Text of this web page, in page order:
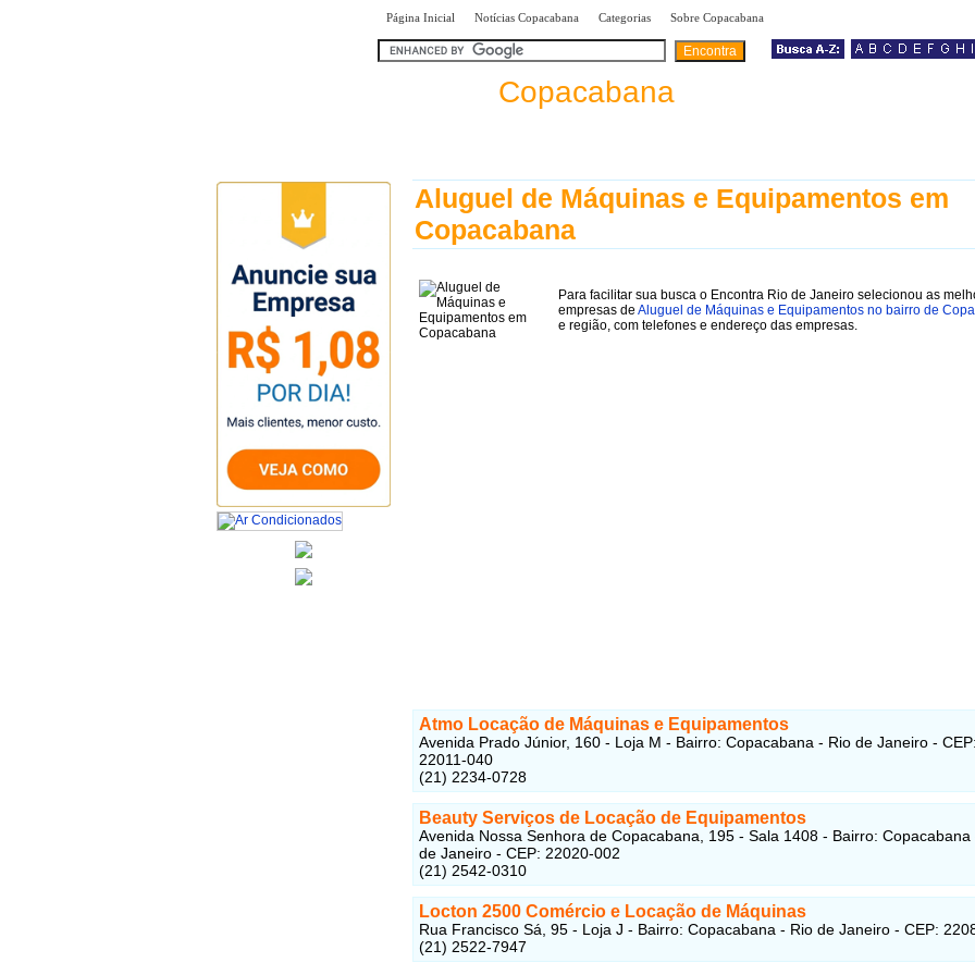
Página Inicial Notícias Copacabana Categorias Sobre Copacabana
Copacabana
Aluguel de Máquinas e Equipamentos em
Copacabana
Para facilitar sua busca o Encontra Rio de Janeiro selecionou as
empresas de Aluguel de Máquinas e Equipamentos no bairro de
e região, com telefones e endereço das empresas.
Atmo Locação de Máquinas e Equipamentos
Avenida Prado Júnior, 160 - Loja M - Bairro: Copacabana - Rio de Janeiro - CEP:
22011-040
(21) 2234-0728
Beauty Serviços de Locação de Equipamentos
Avenida Nossa Senhora de Copacabana, 195 - Sala 1408 - Bairro: Copacabana
de Janeiro - CEP: 22020-002
(21) 2542-0310
Locton 2500 Comércio e Locação de Máquinas
Rua Francisco Sá, 95 - Loja J - Bairro: Copacabana - Rio de Janeiro - CEP:
(21) 2522-7947